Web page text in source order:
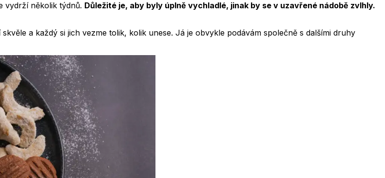
vydrží několik týdnů. Důležité je, aby byly úplně vychladlé, jinak by se v uzavřené nádobě zvlhly.
a každý si jich vezme tolik, kolik unese. Já je obvykle podávám společně s dalšími druhy